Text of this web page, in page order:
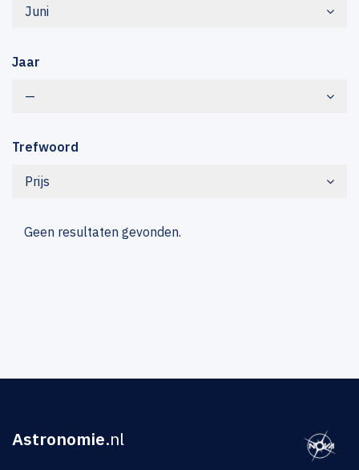
Juni
Jaar
—
Trefwoord
Prijs
Geen resultaten gevonden.
Astronomie.nl